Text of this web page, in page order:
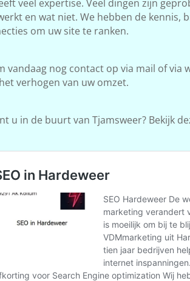
veel expertise. Veel dingen zijn
en wat niet. We hebben de kennis,
om uw site te ranken.
vandaag nog contact op via mail of via
verhogen van uw omzet.
u in de buurt van Tjamsweer? Bekijk